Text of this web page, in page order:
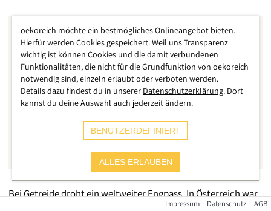
Bei Getreide droht ein weltweiter Engpass. In Österreich war
Getreide bisher weniger Lebensmittel als vielmehr
Impressum Datenschutz AGB
oekoreich möchte ein bestmögliches Onlineangebot bieten.
Hierfür werden Cookies gespeichert. Weil uns Transparenz
wichtig ist können Cookies und die damit verbundenen
Funktionalitäten, die nicht für die Grundfunktion von oekoreich
notwendig sind, einzeln erlaubt oder verboten werden.
Details dazu findest du in unserer Datenschutzerklärung. Dort
kannst du deine Auswahl auch jederzeit ändern.
BENUTZERDEFINIERT
ALLES ERLAUBEN